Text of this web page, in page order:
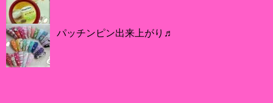
パッチンピン出来上がり♬